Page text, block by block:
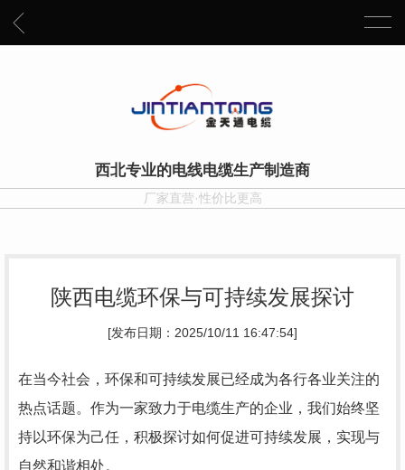
西北专业的电线电缆生产制造商
厂家直营·性价比更高
陕西电缆环保与可持续发展探讨
[发布日期：2025/10/11 16:47:54]
在当今社会，环保和可持续发展已经成为各行各业关注的
热点话题。作为一家致力于电缆生产的企业，我们始终坚
持以环保为己任，积极探讨如何促进可持续发展，实现与
自然和谐相处。